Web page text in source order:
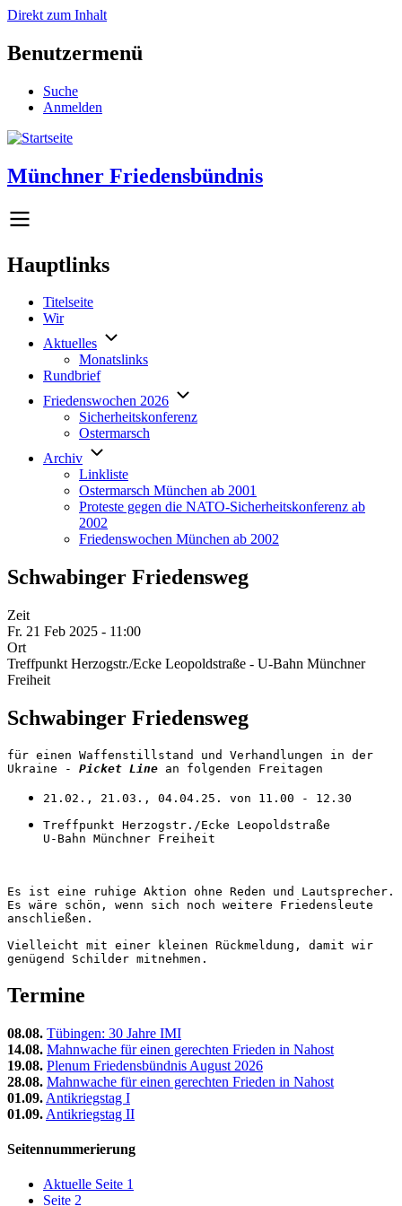
Direkt zum Inhalt
Benutzermenü
Suche
Anmelden
Münchner Friedensbündnis
Hauptlinks
Titelseite
Wir
Aktuelles
Monatslinks
Rundbrief
Friedenswochen 2026
Sicherheitskonferenz
Ostermarsch
Archiv
Linkliste
Ostermarsch München ab 2001
Proteste gegen die NATO-Sicherheitskonferenz ab
2002
Friedenswochen München ab 2002
Schwabinger Friedensweg
Zeit
Fr. 21 Feb 2025 - 11:00
Ort
Treffpunkt Herzogstr./Ecke Leopoldstraße - U-Bahn Münchner
Freiheit
Schwabinger Friedensweg
für einen Waffenstillstand und Verhandlungen in der
Ukraine - Picket Line an folgenden Freitagen
21.02., 21.03., 04.04.25. von 11.00 - 12.30
Treffpunkt Herzogstr./Ecke Leopoldstraße
U-Bahn Münchner Freiheit
Es ist eine ruhige Aktion ohne Reden und Lautsprecher.
Es wäre schön, wenn sich noch weitere Friedensleute
anschließen.
Vielleicht mit einer kleinen Rückmeldung, damit wir
genügend Schilder mitnehmen.
Termine
08.08. Tübingen: 30 Jahre IMI
14.08. Mahnwache für einen gerechten Frieden in Nahost
19.08. Plenum Friedensbündnis August 2026
28.08. Mahnwache für einen gerechten Frieden in Nahost
01.09. Antikriegstag I
01.09. Antikriegstag II
Seitennummerierung
Aktuelle Seite 1
Seite 2